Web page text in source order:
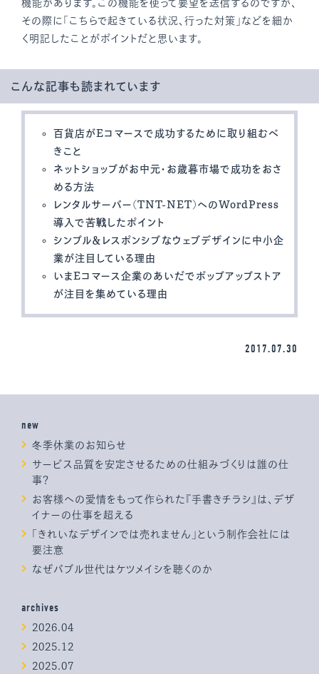
機能があります。この機能を使って要望を送信するのですが、
その際に「こちらで起きている状況、行った対策」などを細か
く明記したことがポイントだと思います。
こんな記事も読まれています
百貨店がEコマースで成功するために取り組むべ
きこと
ネットショップがお中元・お歳暮市場で成功をおさ
める方法
レンタルサーバー(TNT-NET)へのWordPress
導入で苦戦したポイント
シンプル＆レスポンシブなウェブデザインに中小企
業が注目している理由
いまEコマース企業のあいだでポップアップストア
が注目を集めている理由
2017.07.30
new
冬季休業のお知らせ
サービス品質を安定させるための仕組みづくりは誰の仕
事？
お客様への愛情をもって作られた『手書きチラシ』は、デザ
イナーの仕事を超える
「きれいなデザインでは売れません」という制作会社には
要注意
なぜバブル世代はケツメイシを聴くのか
archives
2026.04
2025.12
2025.07